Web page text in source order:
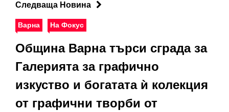
Следваща Новина
Варна На Фокус
Община Варна търси сграда за
Галерията за графично
изкуство и богатата ѝ колекция
от графични творби от